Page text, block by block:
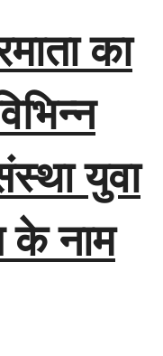
का
युवा
के नाम